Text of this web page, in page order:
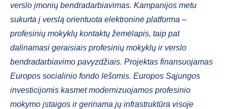
verslo įmonių bendradarbiavimas. Kampanijos metu
sukurta į verslą orientuota elektroninė platforma –
profesinių mokyklų kontaktų žemėlapis, taip pat
dalinamasi geraisiais profesinių mokyklų ir verslo
bendradarbiavimo pavyzdžiais. Projektas finansuojamas
Europos socialinio fondo lėšomis. Europos Sąjungos
investicijomis kasmet modernizuojamos profesinio
mokymo įstaigos ir gerinama jų infrastruktūra visoje